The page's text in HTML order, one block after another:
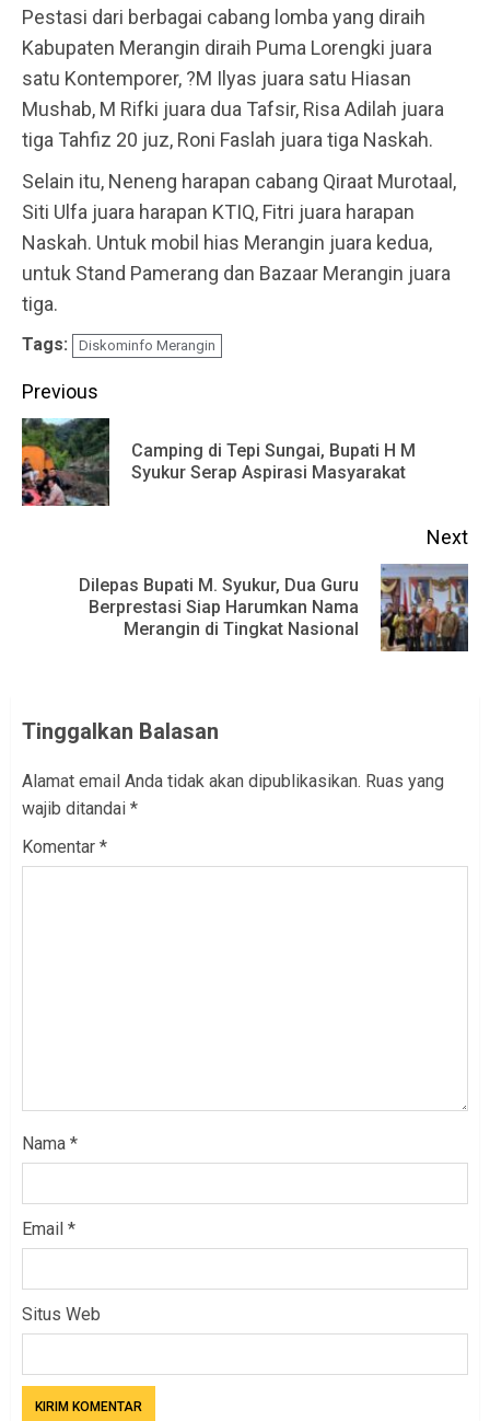
Pestasi dari berbagai cabang lomba yang diraih
Kabupaten Merangin diraih Puma Lorengki juara
satu Kontemporer, ?M Ilyas juara satu Hiasan
Mushab, M Rifki juara dua Tafsir, Risa Adilah juara
tiga Tahfiz 20 juz, Roni Faslah juara tiga Naskah.
Selain itu, Neneng harapan cabang Qiraat Murotaal,
Siti Ulfa juara harapan KTIQ, Fitri juara harapan
Naskah. Untuk mobil hias Merangin juara kedua,
untuk Stand Pamerang dan Bazaar Merangin juara
tiga.
Tags: Diskominfo Merangin
Continue
Reading
Previous
Camping di Tepi Sungai, Bupati H M
Syukur Serap Aspirasi Masyarakat
Next
Dilepas Bupati M. Syukur, Dua Guru
Berprestasi Siap Harumkan Nama
Merangin di Tingkat Nasional
Tinggalkan Balasan
Alamat email Anda tidak akan dipublikasikan. Ruas yang
wajib ditandai *
Komentar *
Nama *
Email *
Situs Web